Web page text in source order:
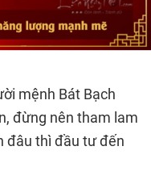
mệnh Bát Bạch
đừng nên tham lam
đâu thì đầu tư đến